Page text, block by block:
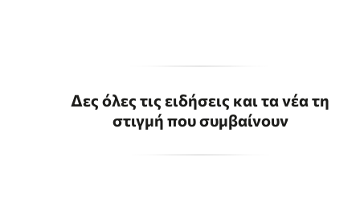
Δες όλες τις ειδήσεις και τα νέα τη
στιγμή που συμβαίνουν